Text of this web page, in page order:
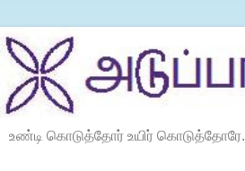
உண்டி கொடுத்தோர் உயிர் கொடுத்தோரே.